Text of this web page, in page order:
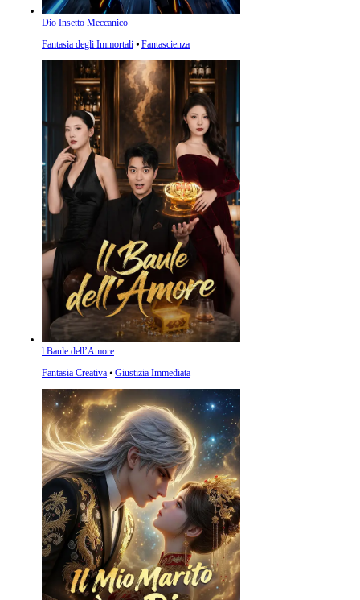
Dio Insetto Meccanico
Fantasia degli Immortali ⦁ Fantascienza
l Baule dell’Amore
Fantasia Creativa ⦁ Giustizia Immediata